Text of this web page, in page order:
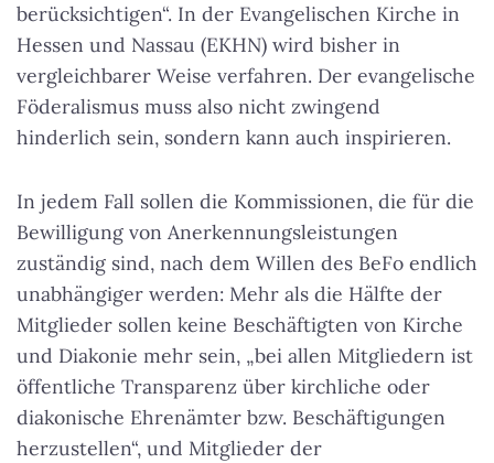
berücksichtigen“. In der Evangelischen Kirche in
Hessen und Nassau (EKHN) wird bisher in
vergleichbarer Weise verfahren. Der evangelische
Föderalismus muss also nicht zwingend
hinderlich sein, sondern kann auch inspirieren.
In jedem Fall sollen die Kommissionen, die für die
Bewilligung von Anerkennungsleistungen
zuständig sind, nach dem Willen des BeFo endlich
unabhängiger werden: Mehr als die Hälfte der
Mitglieder sollen keine Beschäftigten von Kirche
und Diakonie mehr sein, „bei allen Mitgliedern ist
öffentliche Transparenz über kirchliche oder
diakonische Ehrenämter bzw. Beschäftigungen
herzustellen“, und Mitglieder der